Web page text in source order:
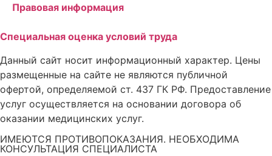
Правовая информация
Специальная оценка условий труда
Данный сайт носит информационный характер. Цены
размещенные на сайте не являются публичной
офертой, определяемой ст. 437 ГК РФ. Предоставление
услуг осуществляется на основании договора об
оказании медицинских услуг.
ИМЕЮТСЯ ПРОТИВОПОКАЗАНИЯ. НЕОБХОДИМА
КОНСУЛЬТАЦИЯ СПЕЦИАЛИСТА